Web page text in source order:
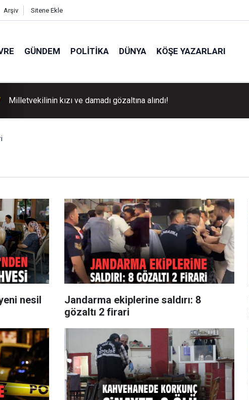
Arşiv Sitene Ekle
GÜNDEM POLITIKA DÜNYA KÖŞE YAZARLARI
Urla’da istifalar sonrası ilk meclis toplandı
nesil
Jandarma ekiplerine saldırı: 8
gözaltı 2 firari